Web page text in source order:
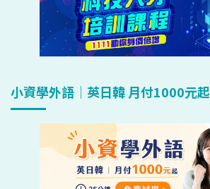
小資學外語｜英日韓 月付1000元起